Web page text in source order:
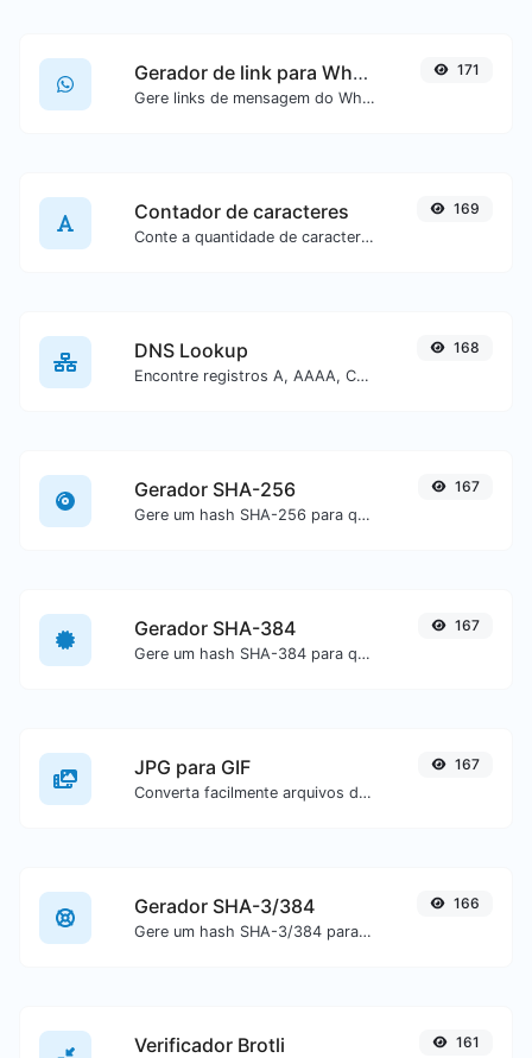
Gerador de link para WhatsApp
Gere links de mensagem do WhatsApp com facilidade.
171
Contador de caracteres
Conte a quantidade de caracteres e palavras de um texto específico.
169
DNS Lookup
Encontre registros A, AAAA, CNAME, MX, NS, TXT, SOA de um host.
168
Gerador SHA-256
Gere um hash SHA-256 para qualquer entrada de texto.
167
Gerador SHA-384
Gere um hash SHA-384 para qualquer entrada de texto.
167
JPG para GIF
Converta facilmente arquivos de imagem JPG para GIF.
167
Gerador SHA-3/384
Gere um hash SHA-3/384 para qualquer entrada de texto.
166
Verificador Brotli 161